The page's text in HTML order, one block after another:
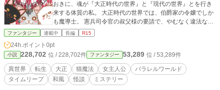
おきに、魂が『大正時代の世界』と『現代の世界』とを行き
来する体質の私。 大正時代の世界では、伯爵家の令嬢でしか
も魔導士。 憲兵司令官の叔父様の要請で、やむなく違法な魔
法を取り締まる魔技取締分隊の相談役をすることに。 元日の
怪事件の話を聞かされましたわ。 なんでも大晦日の深夜、一
等書記官が無残に惨殺され、唯一の目撃者である大使閣下の
お嬢さんは悪魔を見たとのこと。 亡くなったお爺様から教わ
った魔道の極意と、私の編み出した猫魔法を駆使して事件を
解決して見せますわ。 現代の世界の私は、普通のサラリーマ
ファンタジー 連載中 長編 R15
24h.ポイント 0pt
小説 228,702 位 / 228,702件 ファンタジー 53,289 位 / 53,289件
異世界 転生 大正 猫魔法 女主人公
パラレルワールド
タイムリープ
和風 怪談 ミステリー